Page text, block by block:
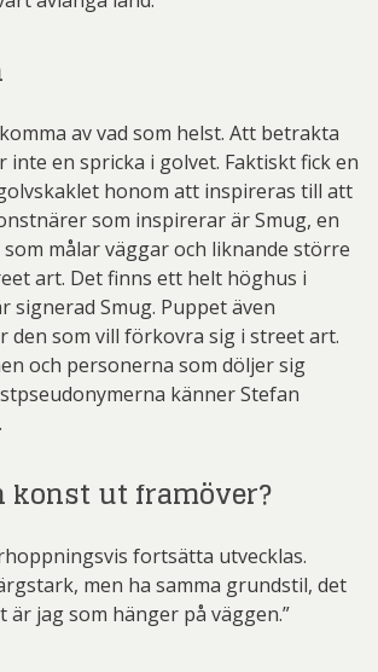
av vad som helst. Att betrakta
inte en spricka i golvet. Faktiskt fick en
honom att inspireras till att
som inspirerar är Smug, en
målar väggar och liknande större
art. Det finns ett helt höghus i
signerad Smug. Puppet även
den som vill förkovra sig i street art.
och personerna som döljer sig
känner Stefan
konst ut framöver?
fortsätta utvecklas.
men ha samma grundstil, det
är jag som hänger på väggen.”